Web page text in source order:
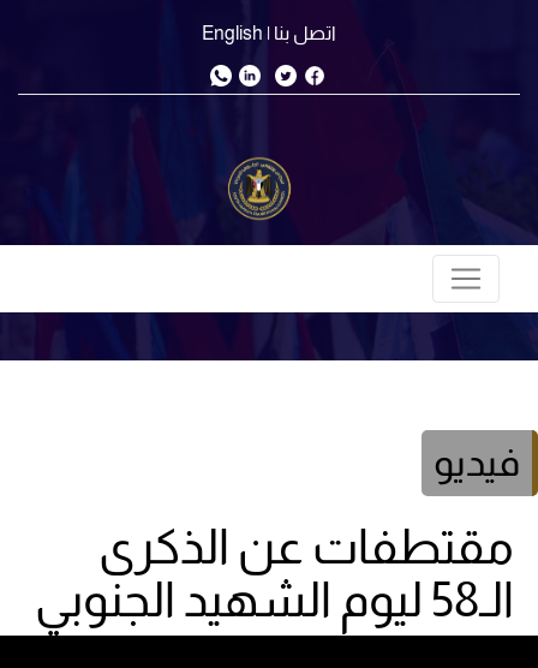
اتصل بنا | English
فيديو
مقتطفات عن الذكرى
الـ58 ليوم الشهيد الجنوبي